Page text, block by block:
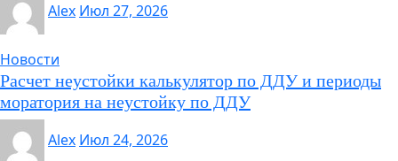
Alex Июл 27, 2026
Новости
Расчет неустойки калькулятор по ДДУ и периоды
моратория на неустойку по ДДУ
Alex Июл 24, 2026